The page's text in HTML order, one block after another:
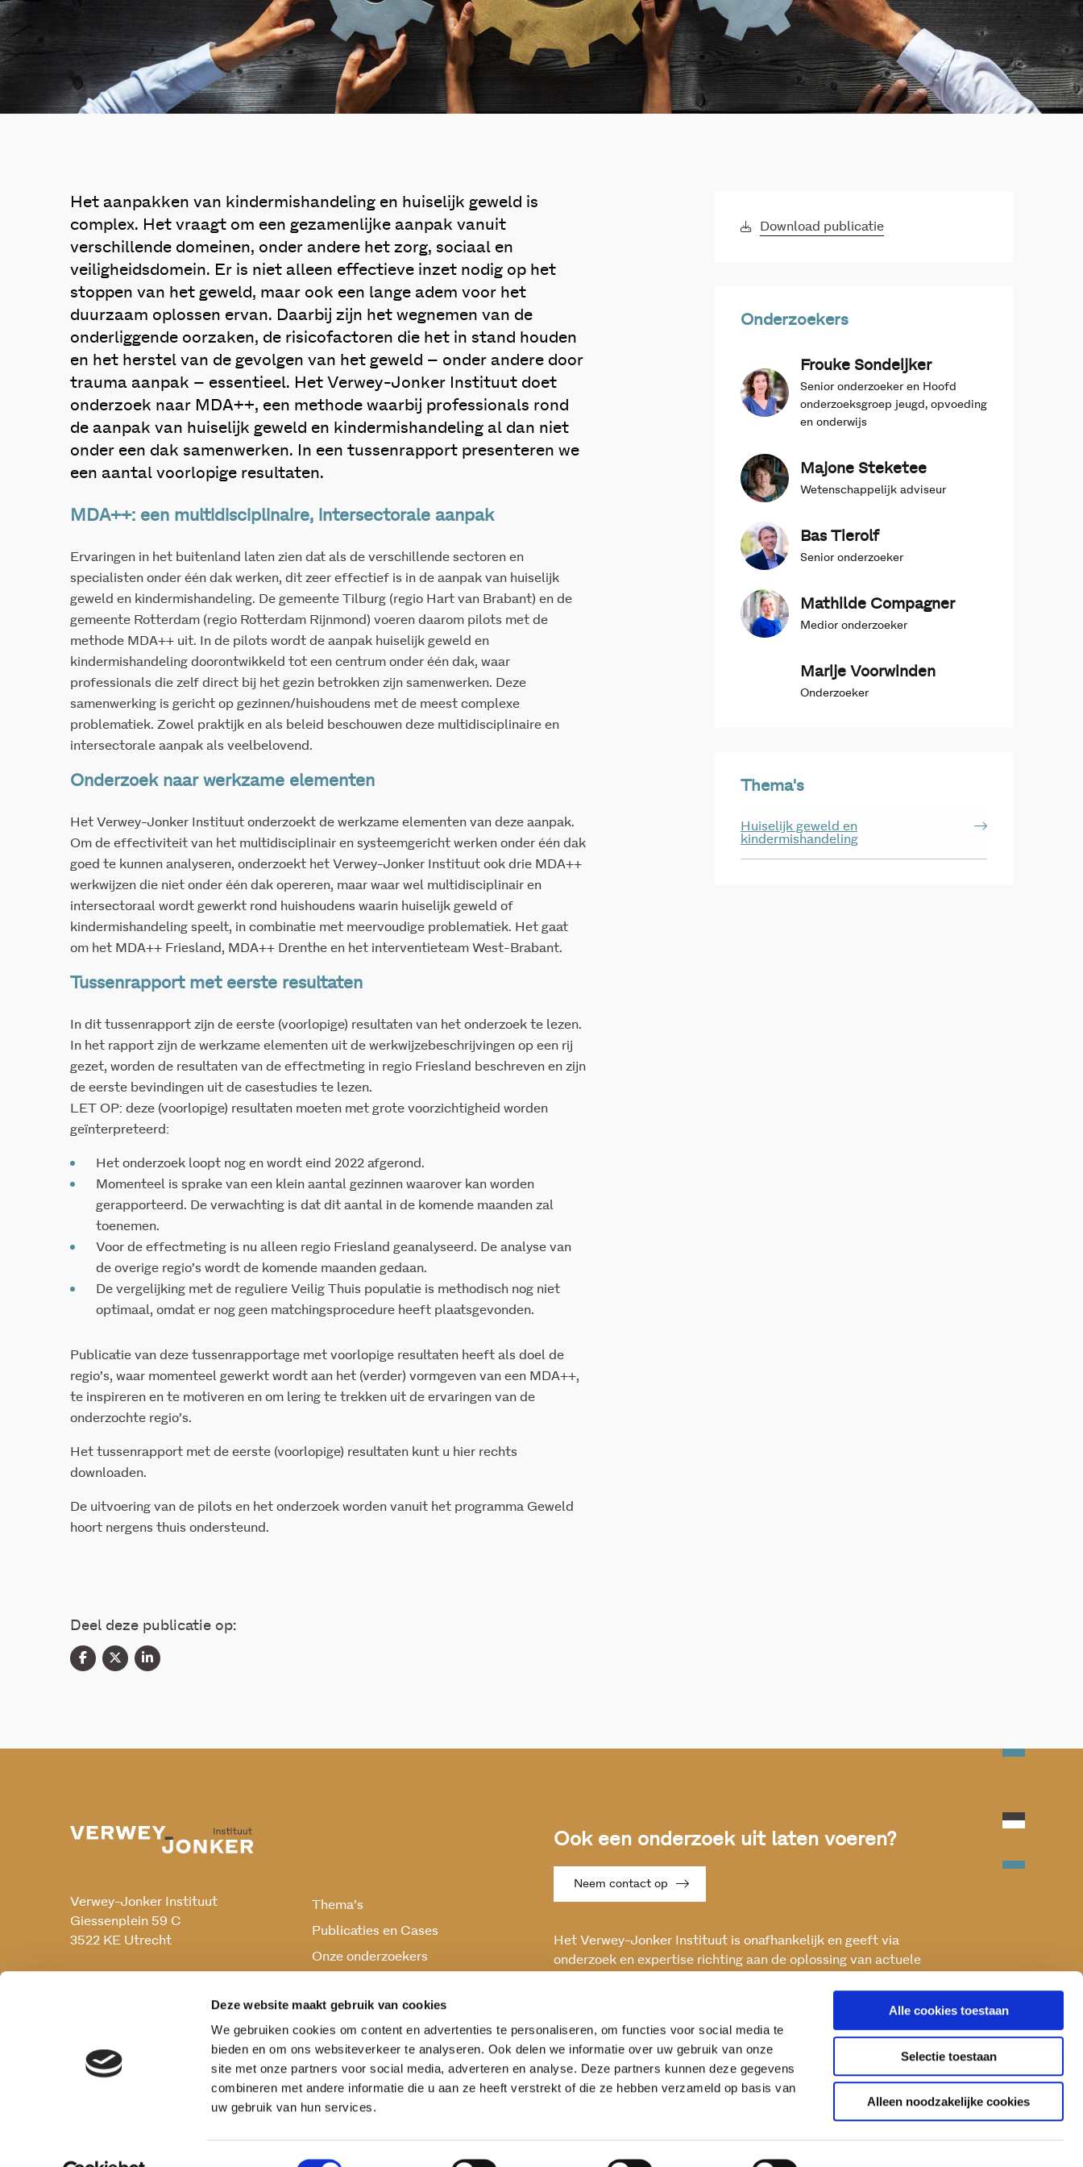
Deze website maakt gebruik van cookies
We gebruiken cookies om content en advertenties te personaliseren, om functies voor social media te
bieden en om ons websiteverkeer te analyseren. Ook delen we informatie over uw gebruik van onze
site met onze partners voor social media, adverteren en analyse. Deze partners kunnen deze gegevens
combineren met andere informatie die u aan ze heeft verstrekt of die ze hebben verzameld op basis van
uw gebruik van hun services.
Toestemmingsselectie
Alle cookies toestaan
Selectie toestaan
Alleen noodzakelijke cookies
Het aanpakken van kindermishandeling en huiselijk geweld is
complex. Het vraagt om een gezamenlijke aanpak vanuit
verschillende domeinen, onder andere het zorg, sociaal en
veiligheidsdomein. Er is niet alleen effectieve inzet nodig op het
stoppen van het geweld, maar ook een lange adem voor het
duurzaam oplossen ervan. Daarbij zijn het wegnemen van de
onderliggende oorzaken, de risicofactoren die het in stand houden
en het herstel van de gevolgen van het geweld – onder andere door
trauma aanpak – essentieel. Het Verwey-Jonker Instituut doet
onderzoek naar MDA++, een methode waarbij professionals rond
de aanpak van huiselijk geweld en kindermishandeling al dan niet
onder een dak samenwerken. In een tussenrapport presenteren we
een aantal voorlopige resultaten.
MDA++: een multidisciplinaire, intersectorale aanpak
Ervaringen in het buitenland laten zien dat als de verschillende sectoren en
specialisten onder één dak werken, dit zeer effectief is in de aanpak van huiselijk
geweld en kindermishandeling. De gemeente Tilburg (regio Hart van Brabant) en de
gemeente Rotterdam (regio Rotterdam Rijnmond) voeren daarom pilots met de
methode MDA++ uit. In de pilots wordt de aanpak huiselijk geweld en
kindermishandeling doorontwikkeld tot een centrum onder één dak, waar
professionals die zelf direct bij het gezin betrokken zijn samenwerken. Deze
samenwerking is gericht op gezinnen/huishoudens met de meest complexe
problematiek. Zowel praktijk en als beleid beschouwen deze multidisciplinaire en
intersectorale aanpak als veelbelovend.
Onderzoek naar werkzame elementen
Het Verwey-Jonker Instituut onderzoekt de werkzame elementen van deze aanpak.
Om de effectiviteit van het multidisciplinair en systeemgericht werken onder één dak
goed te kunnen analyseren, onderzoekt het Verwey-Jonker Instituut ook drie MDA++
werkwijzen die niet onder één dak opereren, maar waar wel multidisciplinair en
intersectoraal wordt gewerkt rond huishoudens waarin huiselijk geweld of
kindermishandeling speelt, in combinatie met meervoudige problematiek. Het gaat
om het MDA++ Friesland, MDA++ Drenthe en het interventieteam West-Brabant.
Tussenrapport met eerste resultaten
In dit tussenrapport zijn de eerste (voorlopige) resultaten van het onderzoek te lezen.
In het rapport zijn de werkzame elementen uit de werkwijzebeschrijvingen op een rij
gezet, worden de resultaten van de effectmeting in regio Friesland beschreven en zijn
de eerste bevindingen uit de casestudies te lezen.
LET OP: deze (voorlopige) resultaten moeten met grote voorzichtigheid worden
geïnterpreteerd:
Het onderzoek loopt nog en wordt eind 2022 afgerond.
Momenteel is sprake van een klein aantal gezinnen waarover kan worden
gerapporteerd. De verwachting is dat dit aantal in de komende maanden zal
toenemen.
Voor de effectmeting is nu alleen regio Friesland geanalyseerd. De analyse van
de overige regio’s wordt de komende maanden gedaan.
De vergelijking met de reguliere Veilig Thuis populatie is methodisch nog niet
optimaal, omdat er nog geen matchingsprocedure heeft plaatsgevonden.
Publicatie van deze tussenrapportage met voorlopige resultaten heeft als doel de
regio’s, waar momenteel gewerkt wordt aan het (verder) vormgeven van een MDA++,
te inspireren en te motiveren en om lering te trekken uit de ervaringen van de
onderzochte regio’s.
Het tussenrapport met de eerste (voorlopige) resultaten kunt u hier rechts
downloaden.
De uitvoering van de pilots en het onderzoek worden vanuit het programma Geweld
hoort nergens thuis ondersteund.
Download publicatie
Onderzoekers
Frouke Sondeijker
Senior onderzoeker en Hoofd
onderzoeksgroep jeugd, opvoeding
en onderwijs
Majone Steketee
Wetenschappelijk adviseur
Bas Tierolf
Senior onderzoeker
Mathilde Compagner
Medior onderzoeker
Marije Voorwinden
Onderzoeker
Thema's
Huiselijk geweld en
kindermishandeling
Deel deze publicatie op:
Verwey-Jonker Instituut
Giessenplein 59 C
3522 KE Utrecht
Thema’s
Publicaties en Cases
Onze onderzoekers
Ook een onderzoek uit laten voeren?
Neem contact op
Het Verwey-Jonker Instituut is onafhankelijk en geeft via
onderzoek en expertise richting aan de oplossing van actuele